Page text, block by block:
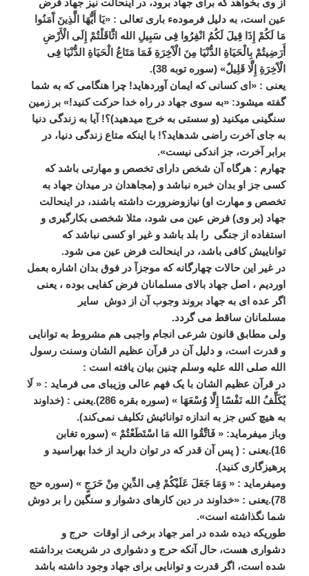
از وی بخواهد که برای جهاد برود، در اینحالت نیز جهاد فرض
عین است، به دلیل فرمودهء باری تعالی : «یَا أَیُّهَا الَّذِینَ آَمَنُوا
مَا لَکُمْ إِذَا قِیلَ لَکُمُ انْفِرُوا فِی سَبِیلِ الله اثَّاقَلْتُمْ إِلَی الْأَرْضِ
أَرَضِیتُمْ بِالْحَیَاةِ الدُّنْیَا مِنَ الْآَخِرَةِ فَمَا مَتَاعُ الْحَیَاةِ الدُّنْیَا فِی
الْآَخِرَةِ إِلَّا قَلِیلٌ» (سوره توبه 38).
یعنی : «ای کسانی که ایمان آورده‏اید! چرا هنگامی که به شما
گفته می‏شود: «به سوی جهاد در راه خدا حرکت کنید!» بر زمین
سنگینی می‏کنید (و سستی به خرج می‏دهید)؟! آیا به زندگی دنیا
به جای آخرت راضی شده‏اید؟! با اینکه متاع زندگی دنیا، در
برابر آخرت، جز اندکی نیست».
چهارم :هرگاه آن شخص دارای تخصص و مهارتی باشد که
کسی جز او بدان خبره نباشد و (مجاهدان در میدان جهاد به
تخصص و مهارت او) نیازوضرورت داشته باشند، در اینحالت
جهاد (بر وی) فرض عین می شود، مثلا شخصی بکارگیری و
استفاده از جنگی را بلد باشد و غیر او کسی نباشد که
تواناییش کافی باشد، در اینحالت فرض عین می شود.
در غیر این حالات چهارگانه که موجزآ در فوق بدان اشاره بعمل
اوردیم ، اصل جهاد بالای مسلمانان فرض کفایی بوده ، یعنی
اگر عده ای به جهاد بروند وجوب آن از دوش سایر
مسلمانان ساقط می گردد.
ولی مطابق قانون شرعی انجام واجبی هم مشروط به توانایی
و قدرت است، و دلیل آن در قرآن عظیم الشان وسنت رسول
الله صلی الله علیه وسلم چنین بیان یافته است :
در قرآن عظیم الشان با یک فهم عالی وزیبای می فرماید : « لَا
یُکَلِّفُ الله نَفْسًا إِلَّا وُسْعَهَا » (سوره بقره 286).یعنی : (خداوند
به هیچ کس جز به اندازه توانائیش تکلیف نمی‌کند).
وباز میفرماید: « فَاتَّقُوا الله مَا اسْتَطَعْتُمْ » (سوره تغابن
16).یعنی : ( ‏پس آن قدر که در توان دارید از خدا بهراسید و
پرهیزگاری کنید).
ومیفرماید : « وَمَا جَعَلَ عَلَیْکُمْ فِی الدِّینِ مِنْ حَرَجٍ » (سوره حج
78).یعنی : «خداوند در دین کارهای دشوار و سنگین را بر دوش
شما نگذاشته است».
طوریکه دیده شده در امر جهاد برخی از اوقات حرج و
دشواری هست، حال آنکه حرج و دشواری در شریعت برداشته
شده است، اگر قدرت و توانایی برای جهاد وجود داشته باشد